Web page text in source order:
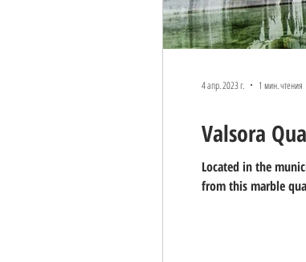
Valsora
Located in the
from this marble
4 апр. 2023 г. 1 мин. чтения